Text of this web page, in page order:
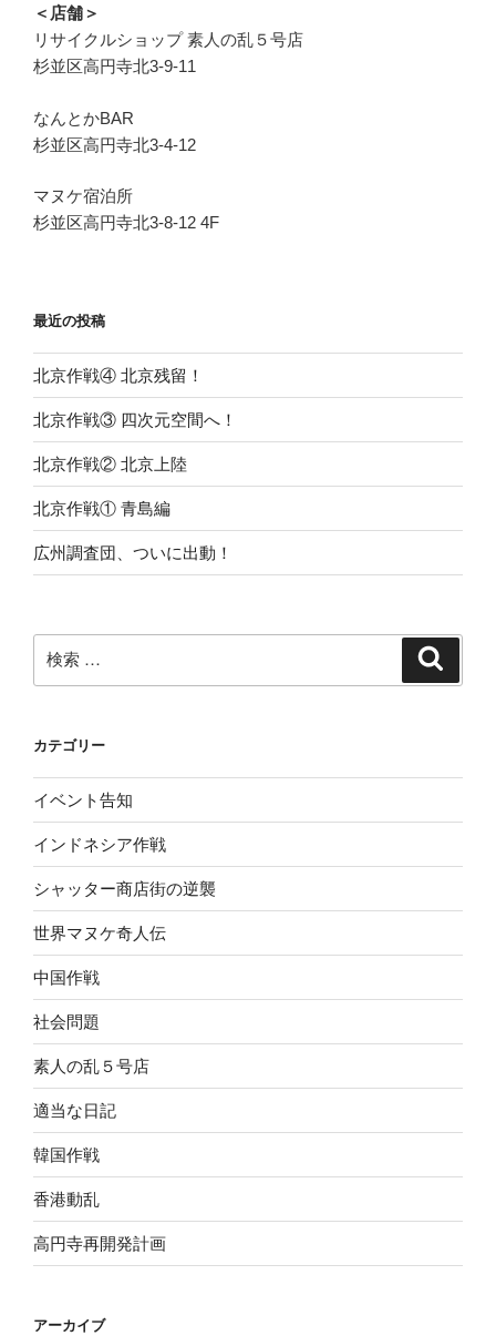
＜店舗＞
リサイクルショップ 素人の乱５号店
杉並区高円寺北3-9-11
なんとかBAR
杉並区高円寺北3-4-12
マヌケ宿泊所
杉並区高円寺北3-8-12 4F
最近の投稿
北京作戦④ 北京残留！
北京作戦③ 四次元空間へ！
北京作戦② 北京上陸
北京作戦① 青島編
広州調査団、ついに出動！
索:
カテゴリー
イベント告知
インドネシア作戦
シャッター商店街の逆襲
世界マヌケ奇人伝
中国作戦
社会問題
素人の乱５号店
適当な日記
韓国作戦
香港動乱
高円寺再開発計画
アーカイブ